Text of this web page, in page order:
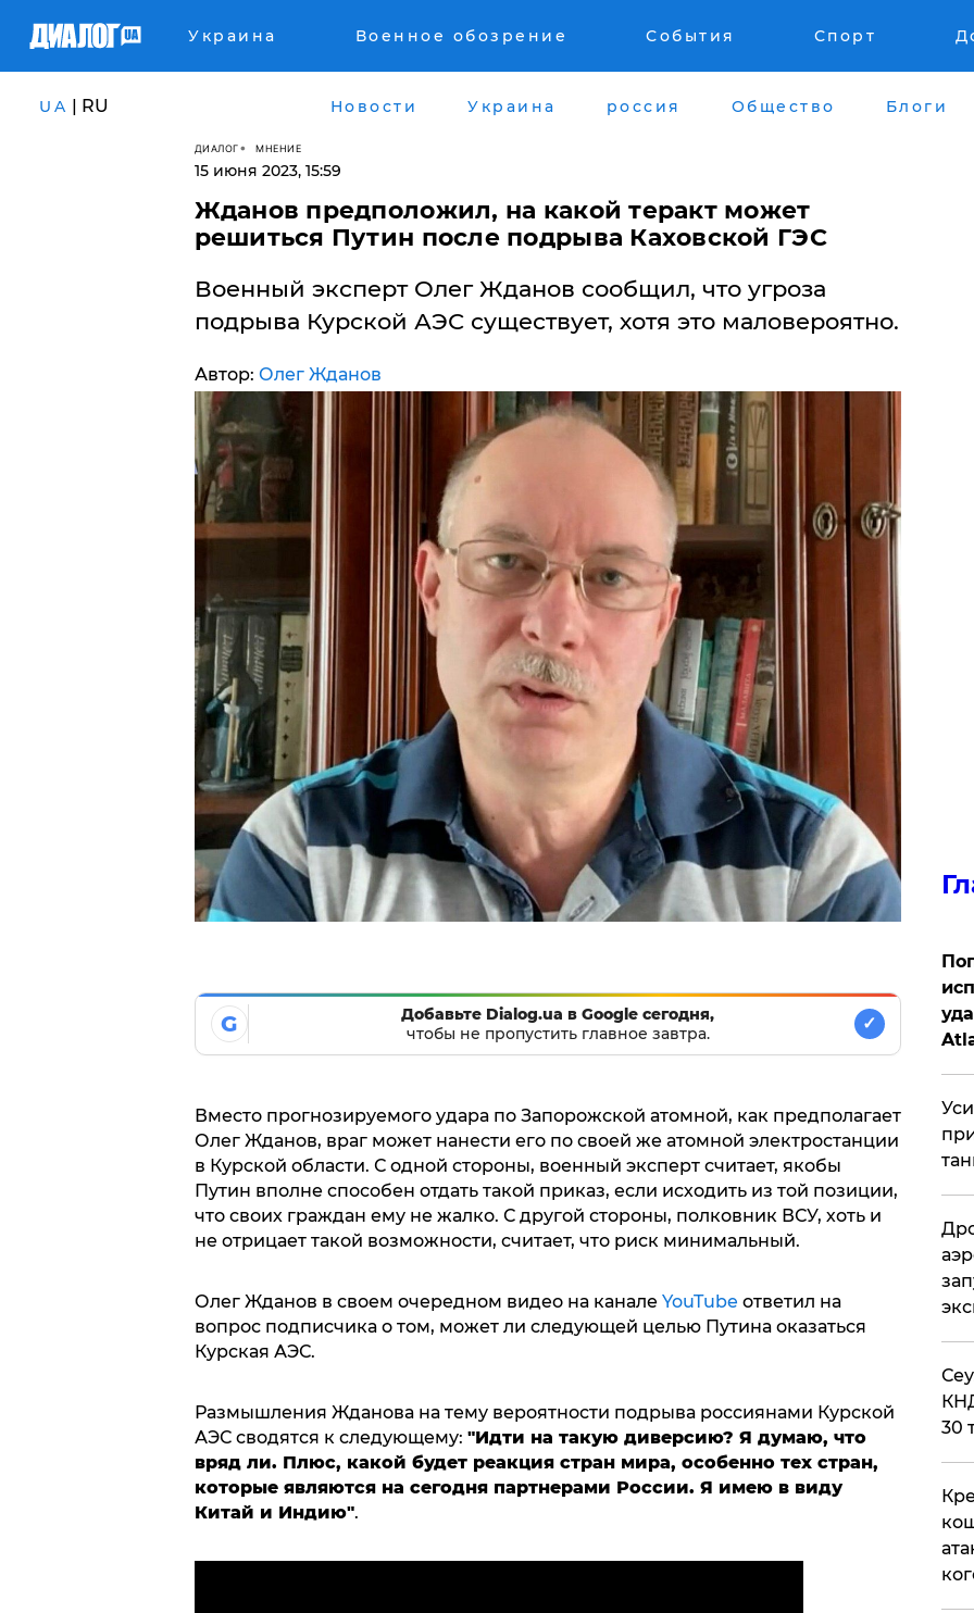
Украина Военное обозрение События Спорт
UA | RU Новости Украина россия Общество Блоги
ДИАЛОГ МНЕНИЕ
15 июня 2023, 15:59
Жданов предположил, на какой теракт может
решиться Путин после подрыва Каховской ГЭС
Военный эксперт Олег Жданов сообщил, что угроза
подрыва Курской АЭС существует, хотя это маловероятно.
Автор: Олег Жданов
G
Добавьте Dialog.ua в Google сегодня,
чтобы не пропустить главное завтра.
✓
Вместо прогнозируемого удара по Запорожской атомной, как предполагает
Олег Жданов, враг может нанести его по своей же атомной электростанции
в Курской области. С одной стороны, военный эксперт считает, якобы
Путин вполне способен отдать такой приказ, если исходить из той позиции,
что своих граждан ему не жалко. С другой стороны, полковник ВСУ, хоть и
не отрицает такой возможности, считает, что риск минимальный.
Олег Жданов в своем очередном видео на канале YouTube ответил на
вопрос подписчика о том, может ли следующей целью Путина оказаться
Курская АЭС.
Размышления Жданова на тему вероятности подрыва россиянами Курской
АЭС сводятся к следующему: "Идти на такую диверсию? Я думаю, что
вряд ли. Плюс, какой будет реакция стран мира, особенно тех стран,
которые являются на сегодня партнерами России. Я имею в виду
Китай и Индию".
30